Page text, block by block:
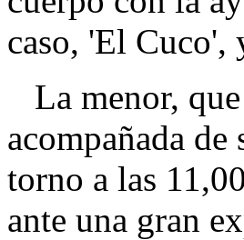
caso, 'El Cuco',
La menor,
acompañada
torno a las
ante una gran